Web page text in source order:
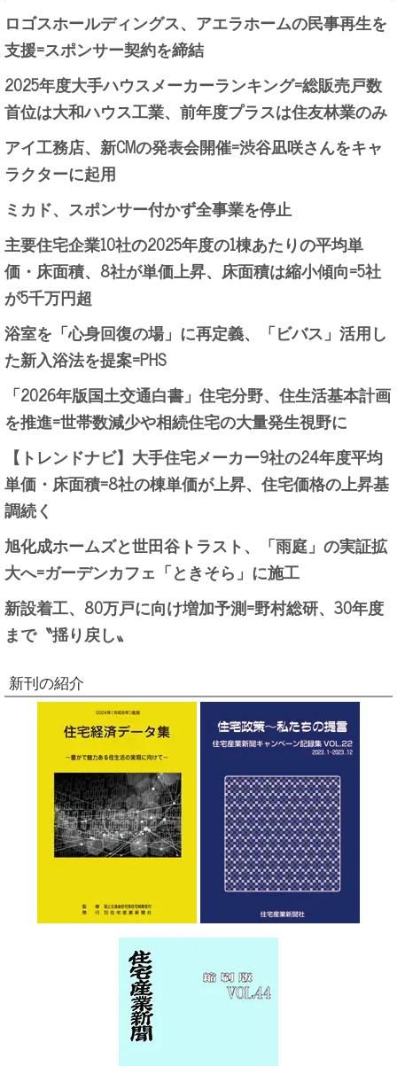
ロゴスホールディングス、アエラホームの民事再生を
支援=スポンサー契約を締結
2025年度大手ハウスメーカーランキング=総販売戸数
首位は大和ハウス工業、前年度プラスは住友林業のみ
アイ工務店、新CMの発表会開催=渋谷凪咲さんをキャ
ラクターに起用
ミカド、スポンサー付かず全事業を停止
主要住宅企業10社の2025年度の1棟あたりの平均単
価・床面積、8社が単価上昇、床面積は縮小傾向=5社
が5千万円超
浴室を「心身回復の場」に再定義、「ビバス」活用し
た新入浴法を提案=PHS
「2026年版国土交通白書」住宅分野、住生活基本計画
を推進=世帯数減少や相続住宅の大量発生視野に
【トレンドナビ】大手住宅メーカー9社の24年度平均
単価・床面積=8社の棟単価が上昇、住宅価格の上昇基
調続く
旭化成ホームズと世田谷トラスト、「雨庭」の実証拡
大へ=ガーデンカフェ「ときそら」に施工
新設着工、80万戸に向け増加予測=野村総研、30年度
まで〝揺り戻し〟
新刊の紹介